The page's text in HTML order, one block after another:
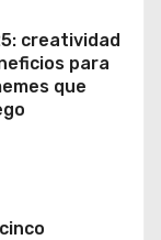
creatividad
para
que